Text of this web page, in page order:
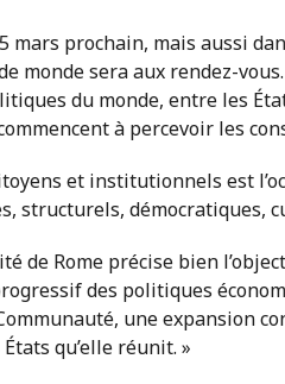
mars prochain, mais aussi
monde sera aux rendez-
du monde, entre les
à percevoir les
et institutionnels est
structurels, démocratiques,
de Rome précise bien
des politiques
une expansion
qu’elle réunit. »